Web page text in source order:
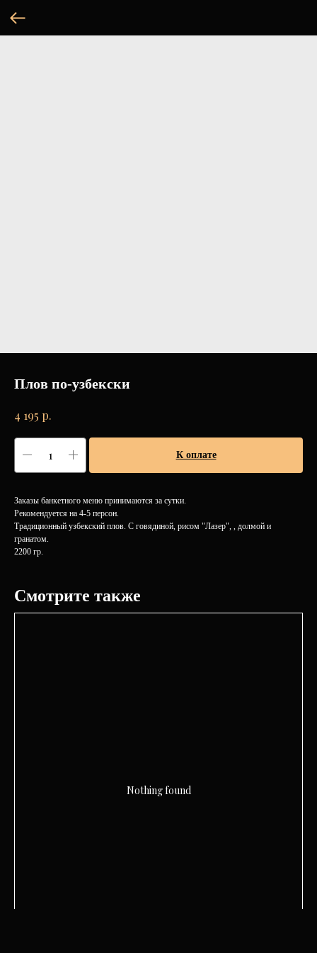
Плов по-узбекски
4 195 р.
К оплате
Заказы банкетного меню принимаются за сутки.
Рекомендуется на 4-5 персон.
Традиционный узбекский плов. С говядиной, рисом "Лазер", , долмой и
гранатом.
2200 гр.
Смотрите также
Nothing found